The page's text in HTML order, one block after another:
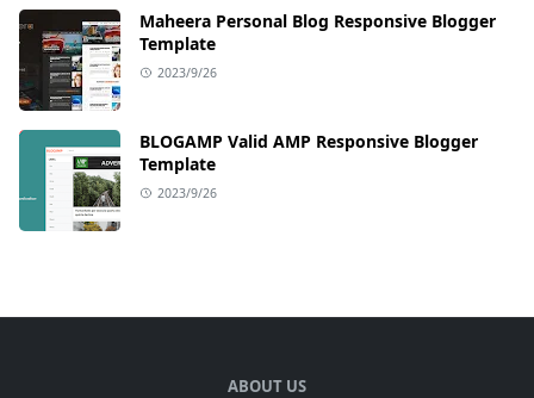
Maheera Personal Blog Responsive Blogger
Template
2023/9/26
BLOGAMP Valid AMP Responsive Blogger
Template
2023/9/26
ABOUT US